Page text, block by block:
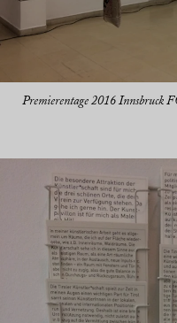
Premierentage 2016 Innsbruck